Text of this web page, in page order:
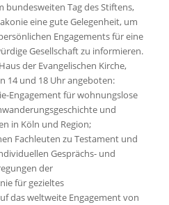
bundesweiten Tag des Stiftens,
eine gute Gelegenheit, um
Engagements für eine
Gesellschaft zu informieren.
der Evangelischen Kirche,
14 und 18 Uhr angeboten:
Engagement für wohnungslose
und
in Köln und Region;
Fachleuten zu Testament und
Gesprächs- und
der
für gezieltes
das weltweite Engagement von